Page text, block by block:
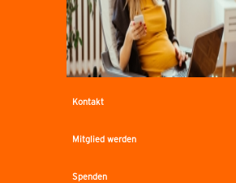
Kontakt
Mitglied werden
Spenden